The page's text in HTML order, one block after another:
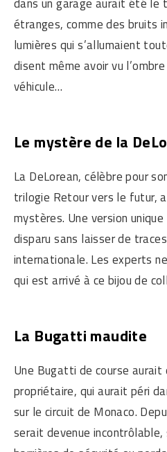
dans un garage aurait été le
étranges, comme des bruits
lumières qui s’allumaient
disent même avoir vu
véhicule…
Le mystère de la
La DeLorean, célèbre pour
trilogie Retour vers le futur,
mystères. Une version
disparu sans laisser de
internationale. Les experts
qui est arrivé à ce bijou de
La Bugatti maudite
Une Bugatti de course
propriétaire, qui aurait péri
sur le circuit de Monaco.
serait devenue